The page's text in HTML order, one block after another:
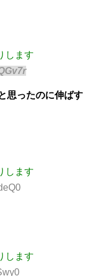
します
思ったのに伸ばす
します
します